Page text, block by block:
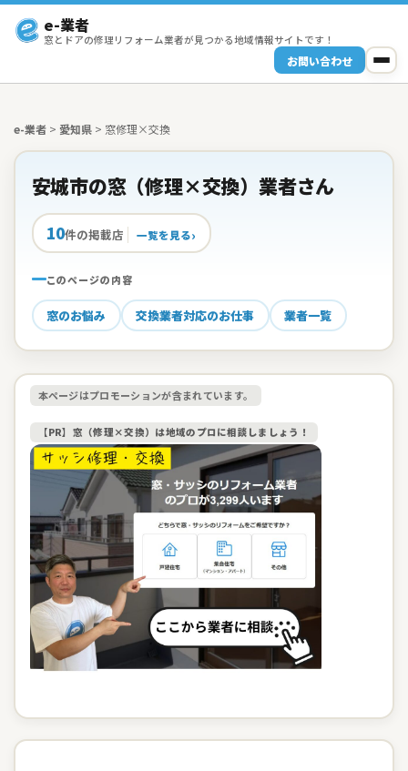
e-業者
窓とドアの修理リフォーム業者が見つかる地域情報サイトです！
お問い合わせ
e-業者 > 愛知県 > 窓修理×交換
安城市の窓（修理×交換）業者さん
10件の掲載店 一覧を見る
このページの内容
窓のお悩み 交換業者対応のお仕事 業者一覧
本ページはプロモーションが含まれています。
【PR】窓（修理×交換）は地域のプロに相談しましょう！